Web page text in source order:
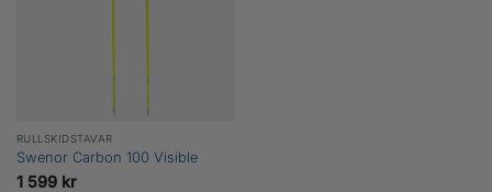
RULLSKIDSTAVAR
Swenor Carbon 100 Visible
1 599 kr